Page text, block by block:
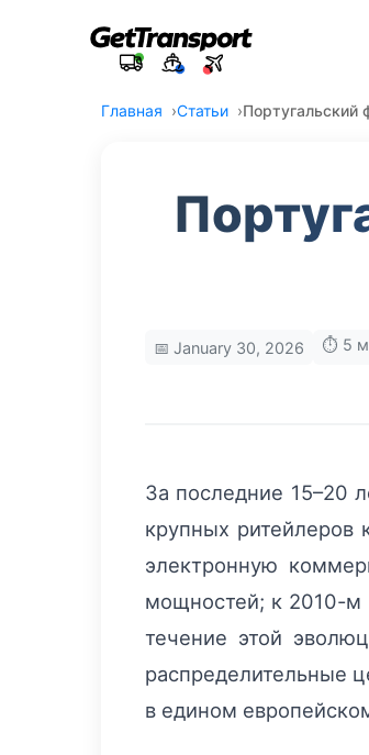
Главная Статьи Португальский
📅 January 30, 2026 ⏱️ 5
За последние 15–20
крупных ритейлеров
электронную
мощностей; к 2010-м
течение этой
распределительные
в едином